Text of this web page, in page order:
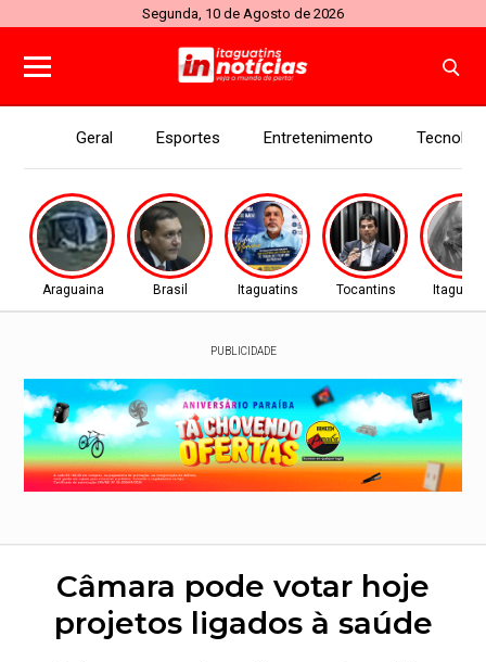
Segunda, 10 de Agosto de 2026
Geral Esportes Entretenimento
Araguaina Brasil Itaguatins Tocantins
PUBLICIDADE
Câmara pode votar hoje
projetos ligados à saúde